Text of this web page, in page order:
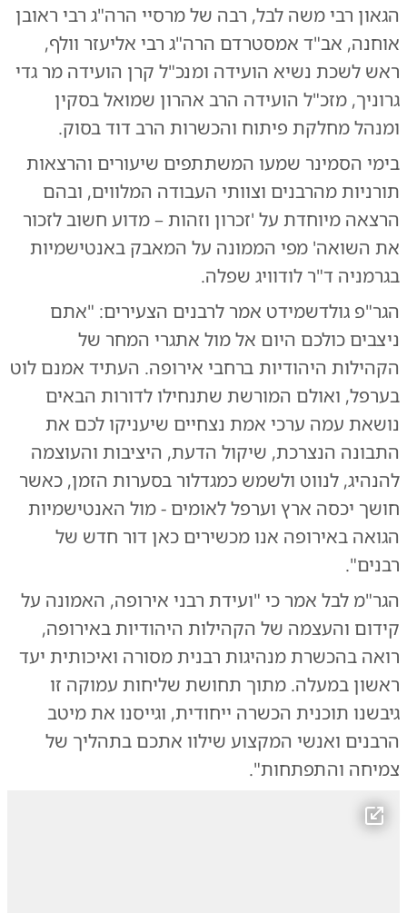
הגאון רבי משה לבל, רבה של מרסיי הרה"ג רבי ראובן
אוחנה, אב"ד אמסטרדם הרה"ג רבי אליעזר וולף,
ראש לשכת נשיא הועידה ומנכ"ל קרן הועידה מר גדי
גרוניך, מזכ"ל הועידה הרב אהרון שמואל בסקין
ומנהל מחלקת פיתוח והכשרות הרב דוד בסוק.
בימי הסמינר שמעו המשתתפים שיעורים והרצאות
תורניות מהרבנים וצוותי העבודה המלווים, ובהם
הרצאה מיוחדת על 'זכרון וזהות – מדוע חשוב לזכור
את השואה' מפי הממונה על המאבק באנטישמיות
בגרמניה ד"ר לודוויג שפלה.
הגר"פ גולדשמידט אמר לרבנים הצעירים: "אתם
ניצבים כולכם היום אל מול אתגרי המחר של
הקהילות היהודיות ברחבי אירופה. העתיד אמנם לוט
בערפל, ואולם המורשת שתנחילו לדורות הבאים
נושאת עמה ערכי אמת נצחיים שיעניקו לכם את
התבונה הנצרכת, שיקול הדעת, היציבות והעוצמה
להנהיג, לנווט ולשמש כמגדלור בסערות הזמן, כאשר
חושך יכסה ארץ וערפל לאומים - מול האנטישמיות
הגואה באירופה אנו מכשירים כאן דור חדש של
רבנים".
הגר"מ לבל אמר כי "ועידת רבני אירופה, האמונה על
קידום והעצמה של הקהילות היהודיות באירופה,
רואה בהכשרת מנהיגות רבנית מסורה ואיכותית יעד
ראשון במעלה. מתוך תחושת שליחות עמוקה זו
גיבשנו תוכנית הכשרה ייחודית, וגייסנו את מיטב
הרבנים ואנשי המקצוע שילוו אתכם בתהליך של
צמיחה והתפתחות".